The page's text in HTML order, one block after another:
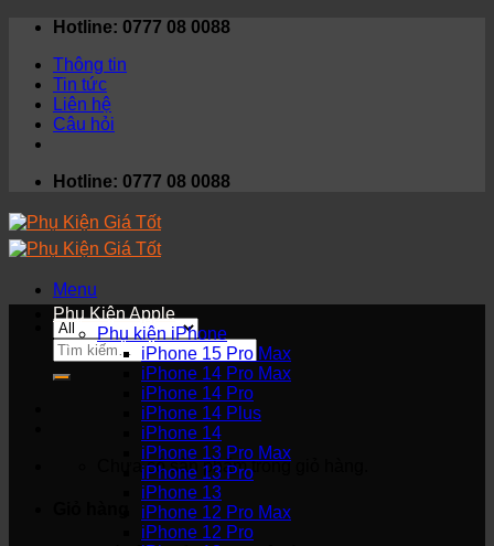
Skip
content
Hotline: 0777 08 0088
Thông tin
Tin tức
Liên hệ
Câu hỏi
Hotline: 0777 08 0088
Menu
Tìm
kiếm:
Chưa có sản phẩm trong giỏ hàng.
Phụ Kiện Apple
Phụ kiện iPhone
iPhone 15 Pro Max
iPhone 14 Pro Max
iPhone 14 Pro
iPhone 14 Plus
iPhone 14
iPhone 13 Pro Max
iPhone 13 Pro
iPhone 13
iPhone 12 Pro Max
iPhone 12 Pro